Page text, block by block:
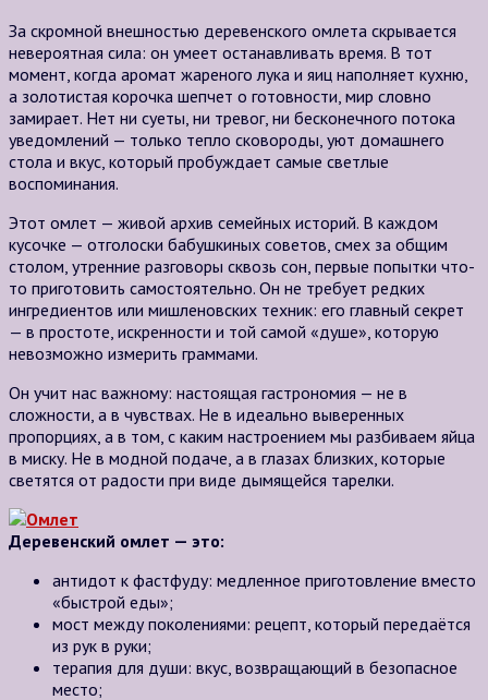
За скромной внешностью деревенского омлета скрывается
невероятная сила: он умеет останавливать время. В тот
момент, когда аромат жареного лука и яиц наполняет кухню,
а золотистая корочка шепчет о готовности, мир словно
замирает. Нет ни суеты, ни тревог, ни бесконечного потока
уведомлений — только тепло сковороды, уют домашнего
стола и вкус, который пробуждает самые светлые
воспоминания.
Этот омлет — живой архив семейных историй. В каждом
кусочке — отголоски бабушкиных советов, смех за общим
столом, утренние разговоры сквозь сон, первые попытки что-
то приготовить самостоятельно. Он не требует редких
ингредиентов или мишленовских техник: его главный секрет
— в простоте, искренности и той самой «душе», которую
невозможно измерить граммами.
Он учит нас важному: настоящая гастрономия — не в
сложности, а в чувствах. Не в идеально выверенных
пропорциях, а в том, с каким настроением мы разбиваем яйца
в миску. Не в модной подаче, а в глазах близких, которые
светятся от радости при виде дымящейся тарелки.
Деревенский омлет — это:
антидот к фастфуду: медленное приготовление вместо
«быстрой еды»;
мост между поколениями: рецепт, который передаётся
из рук в руки;
терапия для души: вкус, возвращающий в безопасное
место;